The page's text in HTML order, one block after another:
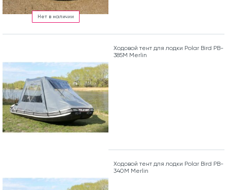
Нет в наличии
Ходовой тент для лодки Polar Bird PB-
385M Merlin
Ходовой тент для лодки Polar Bird PB-
340M Merlin